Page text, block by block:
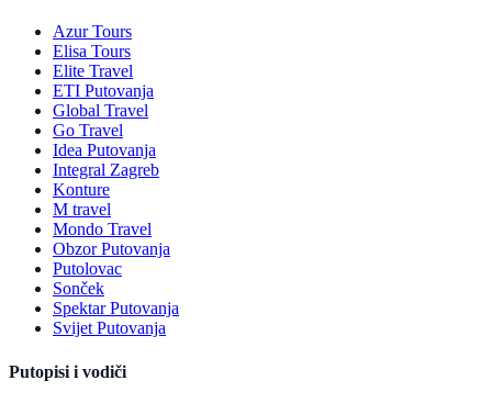
Azur Tours
Elisa Tours
Elite Travel
ETI Putovanja
Global Travel
Go Travel
Idea Putovanja
Integral Zagreb
Konture
M travel
Mondo Travel
Obzor Putovanja
Putolovac
Sonček
Spektar Putovanja
Svijet Putovanja
Putopisi i vodiči